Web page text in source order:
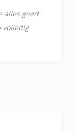
alles goed
volledig